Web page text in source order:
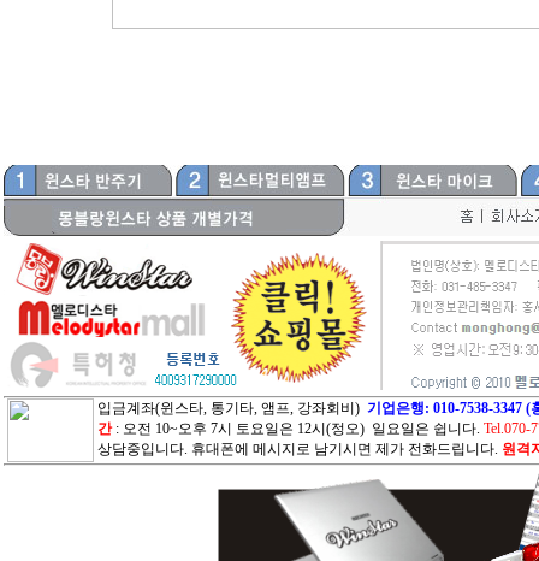
입금계좌(윈스타, 통기타, 앰프, 강좌회비) 기업은행: 010-7538-3347
간 : 오전 10~오후 7시 토요일은 12시(정오) 일요일은 쉽니다. Tel.070-
상담중입니다. 휴대폰에 메시지로 남기시면 제가 전화드립니다. 원격